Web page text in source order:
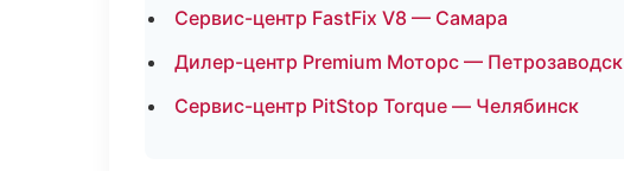
Сервис-центр FastFix V8 — Самара
Дилер-центр Premium Моторс — Петрозаводск
Сервис-центр PitStop Torque — Челябинск